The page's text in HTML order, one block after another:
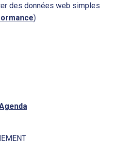
des données web simples
)